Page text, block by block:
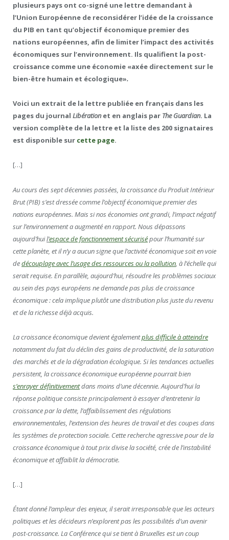
plusieurs pays ont co-signé une lettre demandant à
l’Union Européenne de reconsidérer l’idée de la croissance
du PIB en tant qu’objectif économique premier des
nations européennes, afin de limiter l’impact des activités
économiques sur l’environnement. Ils qualifient la post-
croissance comme une économie «axée directement sur le
bien-être humain et écologique».
Voici un extrait de la lettre publiée en français dans les
pages du journal Libérationet en anglais par The Guardian. La
version complète de la lettre et la liste des 200 signataires
est disponible sur cette page.
[…]
Au cours des sept décennies passées, la croissance du Produit Intérieur
Brut (PIB) s’est dressée comme l’objectif économique premier des
nations européennes. Mais si nos économies ont grandi, l’impact négatif
sur l’environnement a augmenté en rapport. Nous dépassons
aujourd’huil’espace de fonctionnement sécurisépour l’humanité sur
cette planète, et il n’y a aucun signe que l’activité économique soit en voie
dedécouplage avec l’usage des ressources ou la pollution , à l’échelle qui
serait requise. En parallèle, aujourd’hui, résoudre les problèmes sociaux
au sein des pays européens ne demande pas plus de croissance
économique : cela implique plutôt une distribution plus juste du revenu
et de la richesse déjà acquis.
La croissance économique devient égalementplus difficile à atteindre
notamment du fait du déclin des gains de productivité, de la saturation
des marchés et de la dégradation écologique. Si les tendances actuelles
persistent, la croissance économique européenne pourrait bien
s’enrayer définitivementdans moins d’une décennie. Aujourd’hui la
réponse politique consiste principalement à essayer d’entretenir la
croissance par la dette, l’affaiblissement des régulations
environnementales, l’extension des heures de travail et des coupes dans
les systèmes de protection sociale. Cette recherche agressive pour de la
croissance économique à tout prix divise la société, crée de l’instabilité
économique et affaiblit la démocratie.
[…]
Étant donné l’ampleur des enjeux, il serait irresponsable que les acteurs
politiques et les décideurs n’explorent pas les possibilités d’un avenir
post-croissance. La Conférence qui se tient à Bruxelles est un coup